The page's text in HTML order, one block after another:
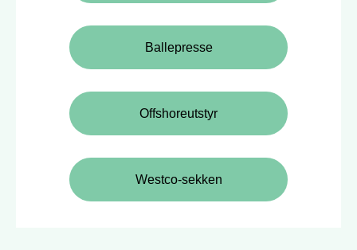
Ballepresse
Offshoreutstyr
Westco-sekken